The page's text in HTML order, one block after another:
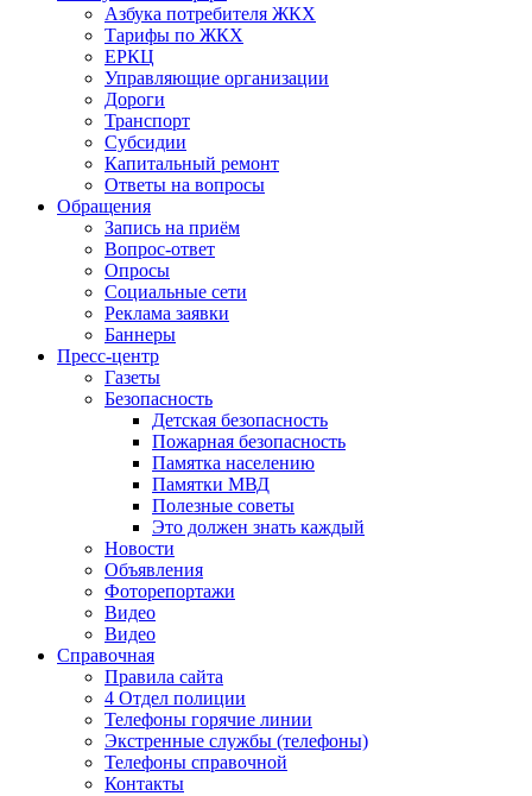
Азбука потребителя ЖКХ
Тарифы по ЖКХ
ЕРКЦ
Управляющие организации
Дороги
Транспорт
Субсидии
Капитальный ремонт
Ответы на вопросы
Обращения
Запись на приём
Вопрос-ответ
Опросы
Социальные сети
Реклама заявки
Баннеры
Пресс-центр
Газеты
Безопасность
Детская безопасность
Пожарная безопасность
Памятка населению
Памятки МВД
Полезные советы
Это должен знать каждый
Новости
Объявления
Фоторепортажи
Видео
Видео
Справочная
Правила сайта
4 Отдел полиции
Телефоны горячие линии
Экстренные службы (телефоны)
Телефоны справочной
Контакты